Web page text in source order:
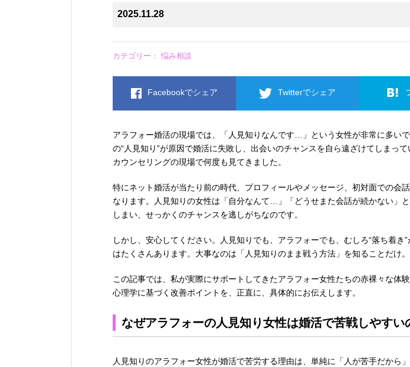
2025.11.28
カテゴリー： 悩み相談
Facebookでシェア Twitterでシェア
アラフォー婚活の現場では、「人見知りなんです…」という女性が非常に多い
の“人見知り”が原因で婚活に失敗し、出会いのチャンスを自ら遠ざけてしまっ
カウンセリングの現場で何度も見てきました。
特にネット婚活が当たり前の時代、プロフィールやメッセージ、初対面での会
なります。人見知りの女性は「自分なんて…」「どうせまた会話が続かない」
しまい、せっかくのチャンスを逃しがちなのです。
しかし、安心してください。人見知りでも、アラフォーでも、むしろ“落ち着き
はたくさんあります。大事なのは「人見知りのまま戦う方法」を知ることだけ。
この記事では、私が実際にサポートしてきたアラフォー女性たちの赤裸々な体
心理学に基づく改善ポイントを、正直に、具体的にお伝えします。
なぜアラフォーの人見知り女性は婚活で苦戦しやすい
人見知りのアラフォー女性が婚活で苦労する理由は、単純に「人が苦手だから